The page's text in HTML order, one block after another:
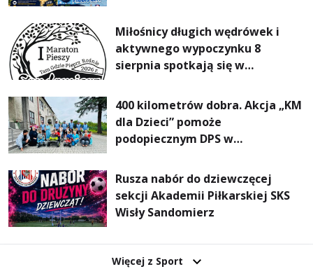
Miłośnicy długich wędrówek i
aktywnego wypoczynku 8
sierpnia spotkają się w
Pieszym „Tam Gdzie Pieprz
Rośnie”
400 kilometrów dobra. Akcja „KM
dla Dzieci” pomoże
podopiecznym DPS w
Rusza nabór do dziewczęcej
sekcji Akademii Piłkarskiej SKS
Wisły Sandomierz
Więcej z Sport